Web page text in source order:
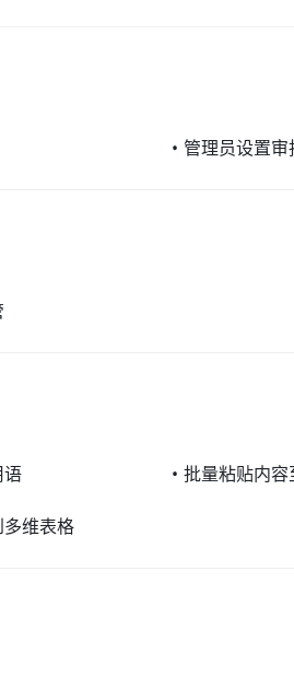
• 管理员设置
• 批量粘贴内
维表格